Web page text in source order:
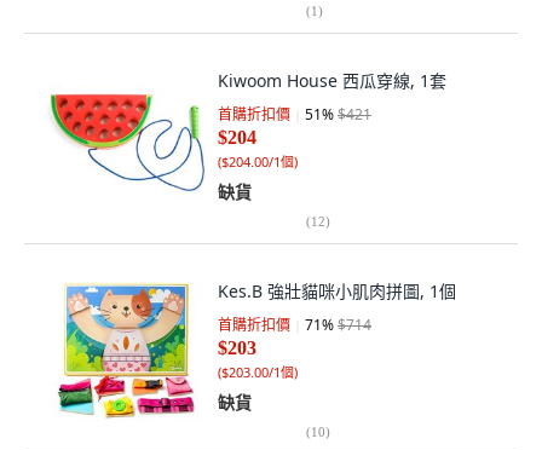
(1)
Kiwoom House 西瓜穿線, 1套
首購折扣價 51%$421
$204
($204.00/1個)
缺貨
(12)
Kes.B 強壯貓咪小肌肉拼圖, 1個
首購折扣價 71%$714
$203
($203.00/1個)
缺貨
(10)